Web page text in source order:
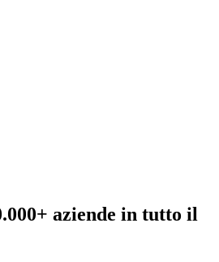
aziende in tutto il